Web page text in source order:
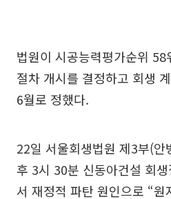
법원이 시공능력평가순위
절차 개시를 결정하고 회생
6월로 정했다.
22일 서울회생법원 제3부(안
후 3시 30분 신동아건설 회
서 재정적 파탄 원인으로 “